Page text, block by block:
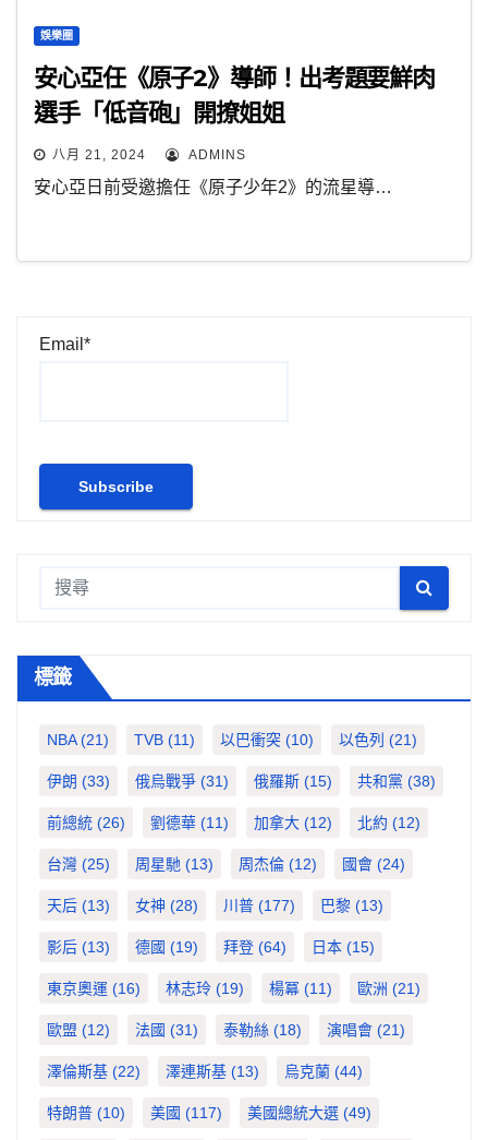
娛樂圈
安心亞任《原子2》導師！出考題要鮮肉
選手「低音砲」開撩姐姐
八月 21, 2024 ADMINS
安心亞日前受邀擔任《原子少年2》的流星導…
Email*
標籤
NBA(21) TVB (11) 以巴衝突 (10) 以色列 (21)
伊朗 (33) 俄烏戰爭 (31) 俄羅斯 (15) 共和黨 (38)
前總統 (26) 劉德華 (11) 加拿大 (12) 北約 (12)
台灣 (25) 周星馳 (13) 周杰倫 (12) 國會 (24)
天后 (13) 女神 (28) 川普 (177) 巴黎 (13)
影后 (13) 德國 (19) 拜登 (64) 日本 (15)
東京奧運 (16) 林志玲 (19) 楊冪 (11) 歐洲 (21)
歐盟 (12) 法國 (31) 泰勒絲 (18) 演唱會 (21)
澤倫斯基 (22) 澤連斯基 (13) 烏克蘭 (44)
特朗普 (10) 美國 (117) 美國總統大選 (49)